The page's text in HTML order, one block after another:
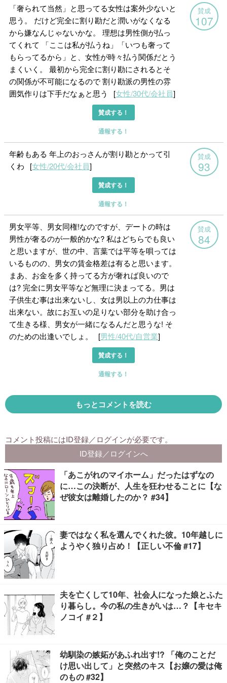
「あこがれのマイホーム」だったはずなの
に…この決断が、人生を狂わせることに【な
ぜ彼女は離婚したのか？ #34】
妻ではなく私を選んでくれた彼。10年越しに
ようやく独り占め！【正しい不倫 #17】
夫を亡くして10年、社会人になった娘とふた
り暮らし。今の私の生きがいは…？【キセキ
ノコイ #２】
幼馴染の嫉妬があふれ出す!? 「俺のことだ
け思い出して」と突然のキス【お嬢の愛は俺
のもの #32】